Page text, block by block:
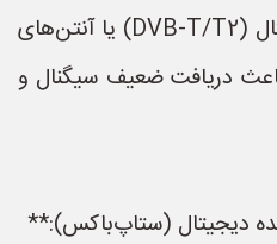
با فرکانس‌های پخش دیجیتال (DVB-T/T2) یا آنتن‌های
دریافت ضعیف سیگنال و